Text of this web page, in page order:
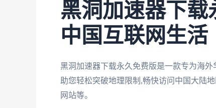
黑洞加速器下载
中国互联网生活
黑洞加速器下载永久免费版是一款专为海
助您轻松突破地理限制,畅快访问中国大陆
网站等。